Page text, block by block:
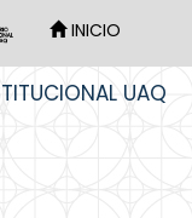
INICIO
UAQ